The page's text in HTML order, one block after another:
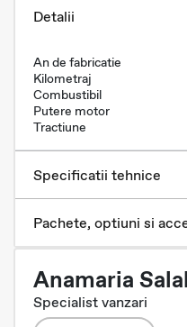
Detalii
An de fabricatie
Kilometraj
Combustibil
Putere motor
Tractiune
Specificatii tehnice
Pachete, optiuni si
Anamaria
Specialist vanzari